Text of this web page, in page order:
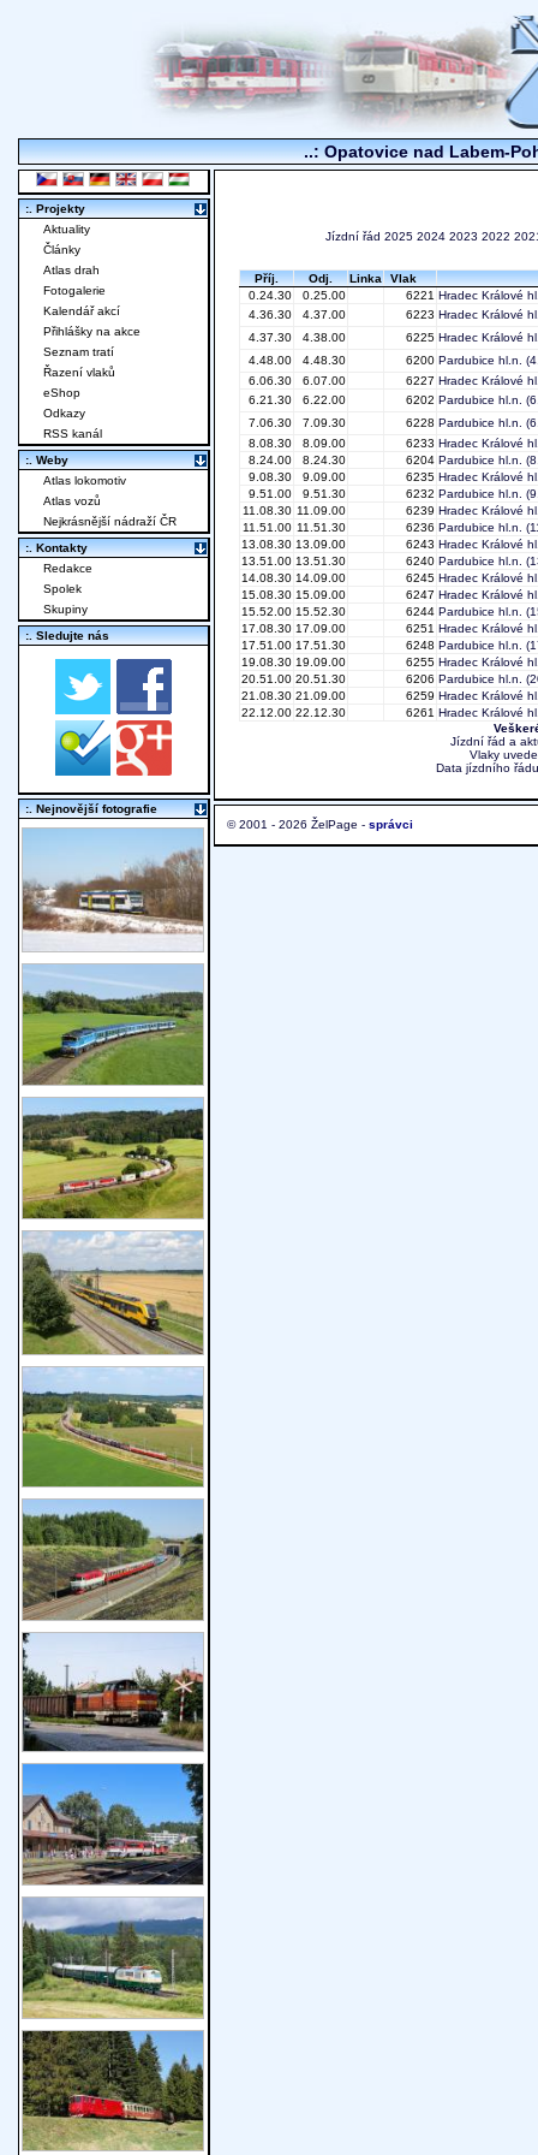
..: Opatovice nad Labem-
Jízdní řád 2025 2024 2023 2022
Příj. Odj. Linka Vlak
0.24.30
0.25.00 6221 Hradec Králové
4.36.30
4.37.00 6223 Hradec Králové
4.37.30
4.38.00 6225 Hradec Králové
4.48.00
4.48.30 6200 Pardubice hl.n.
6.06.30
6.07.00 6227 Hradec Králové
6.21.30
6.22.00 6202 Pardubice hl.n.
7.06.30
7.09.30 6228 Pardubice hl.n.
8.08.30
8.09.00 6233 Hradec Králové
8.24.00
8.24.30 6204 Pardubice hl.n.
9.08.30
9.09.00 6235 Hradec Králové
9.51.00
9.51.30 6232 Pardubice hl.n.
11.08.30 11.09.00 6239 Hradec Králové
11.51.00 11.51.30 6236 Pardubice hl.n.
13.08.30 13.09.00 6243 Hradec Králové
13.51.00 13.51.30 6240 Pardubice hl.n.
14.08.30 14.09.00 6245 Hradec Králové
15.08.30 15.09.00 6247 Hradec Králové
15.52.00 15.52.30 6244 Pardubice hl.n.
17.08.30 17.09.00 6251 Hradec Králové
17.51.00 17.51.30 6248 Pardubice hl.n.
19.08.30 19.09.00 6255 Hradec Králové
20.51.00 20.51.30 6206 Pardubice hl.n.
21.08.30 21.09.00 6259 Hradec Králové
22.12.00 22.12.30 6261 Hradec Králové
Jízdní řád a
Vlaky
Data jízdního
© 2001 - 2026 ŽelPage - správci
:. Projekty
Aktuality
Články
Atlas drah
Fotogalerie
Kalendář akcí
Přihlášky na akce
Seznam tratí
Řazení vlaků
eShop
Odkazy
RSS kanál
:. Weby
Atlas lokomotiv
Atlas vozů
Nejkrásnější nádraží ČR
:. Kontakty
Redakce
Spolek
Skupiny
:. Sledujte nás
:. Nejnovější fotografie